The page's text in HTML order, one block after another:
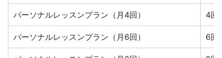
パーソナルレッスンプラン（月4回） 4回
パーソナルレッスンプラン（月6回） 6回